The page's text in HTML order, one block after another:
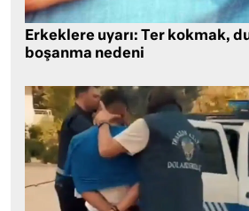
Erkeklere uyarı: Ter kokmak,
boşanma nedeni